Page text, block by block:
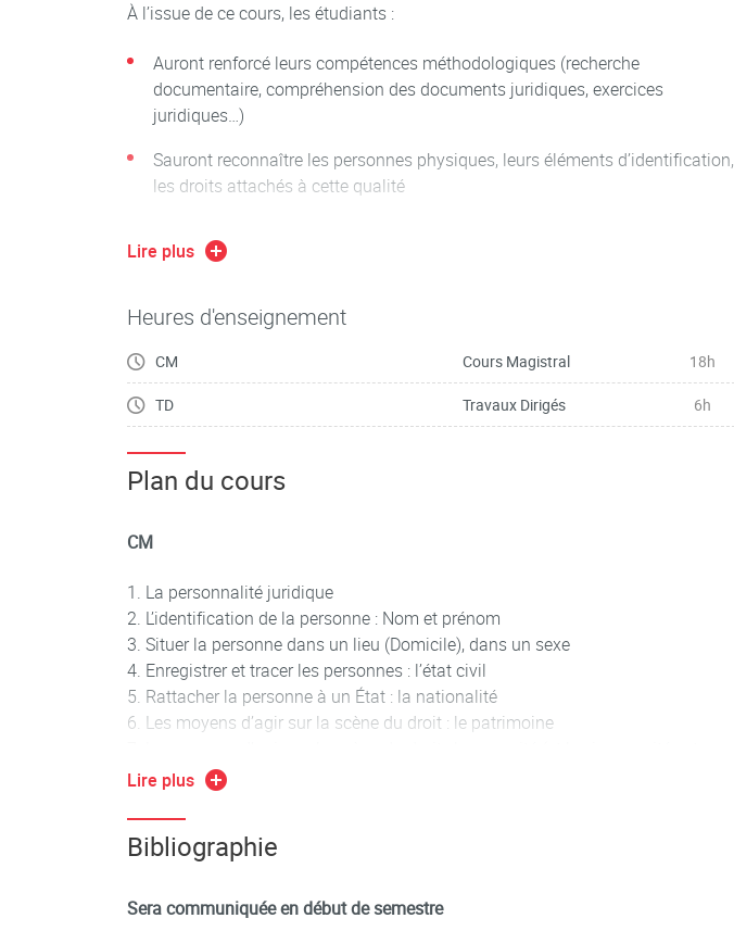
À l’issue de ce cours, les étudiants :
Auront renforcé leurs compétences méthodologiques (recherche
documentaire, compréhension des documents juridiques, exercices
juridiques…)
Sauront reconnaître les personnes physiques, leurs éléments d’identification,
les droits attachés à cette qualité
des personnes
la matière
Lire plus
Heures d'enseignement
CM Cours Magistral 18h
TD Travaux Dirigés 6h
Plan du cours
CM
La personnalité juridique
L’identification de la personne : Nom et prénom
Situer la personne dans un lieu (Domicile), dans un sexe
Enregistrer et tracer les personnes : l’état civil
Rattacher la personne à un État : la nationalité
Les moyens d’agir sur la scène du droit : le patrimoine
protections des personnes)
Les droits liés à l’intégrité morale de la personne
Questions liées au numérique
Synthèse, remédiation, exercices
Lire plus
Bibliographie
Sera communiquée en début de semestre